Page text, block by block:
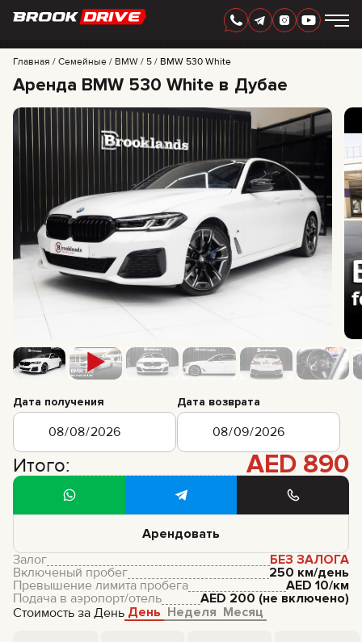
AED
МАРКИ
ПЕРИОД АРЕНДЫ
АКЦИИ
FAQ
ПАРТНЕРСТВО
АРЕНДА С ПРАВОМ ВЫКУПА
info@brook-drive.rent
+ 971 52 193 88 88
+ 7 925 283 88 88
Главная Семейные BMW 5 BMW 530 White
Аренда BMW 530 White в Дубае
Дата получения Дата возврата
Итого: AED 890
Арендовать
Стоимость за День День Неделя Месяц
Залог
БЕЗ ЗАЛОГА
Включеный пробег
250 км/день
Превышение лимита пробега
AED 10/км
Подача в аэропорт/отель
AED 200 (не включено)